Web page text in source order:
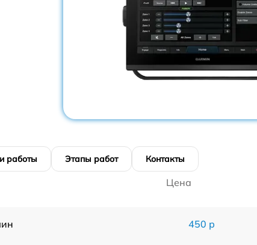
работы Этапы работ Контакты
Цена
450 р